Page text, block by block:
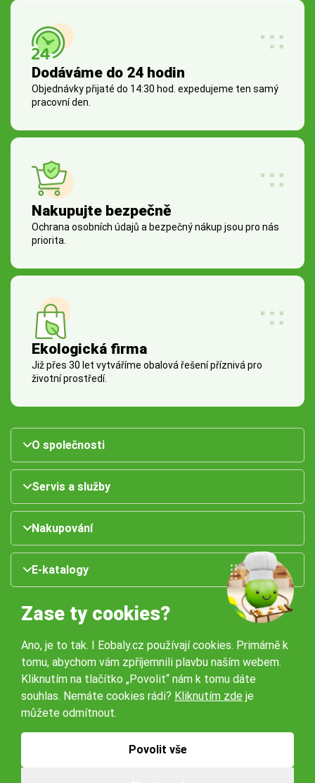
Dodáváme do 24 hodin
Objednávky přijaté do 14:30 hod. expedujeme ten samý
pracovní den.
Nakupujte bezpečně
Ochrana osobních údajů a bezpečný nákup jsou pro nás
priorita.
Ekologická firma
Již přes 30 let vytváříme obalová řešení příznivá pro
životní prostředí.
O společnosti
Servis a služby
Nakupování
E-katalogy
Naše pobočky:
Obchodní podmínky
Zase ty cookies?
Ano, je to tak. I Eobaly.cz používají cookies. Primárně k
tomu, abychom vám zpříjemnili plavbu naším webem.
Kliknutím na tlačítko „Povolit“ nám k tomu dáte
souhlas. Nemáte cookies rádi? Kliknutím zde je
můžete odmítnout.
Povolit vše